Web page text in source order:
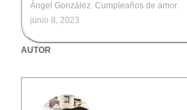
Ángel González. Cumpleaños de amor.
junio 8, 2023
AUTOR